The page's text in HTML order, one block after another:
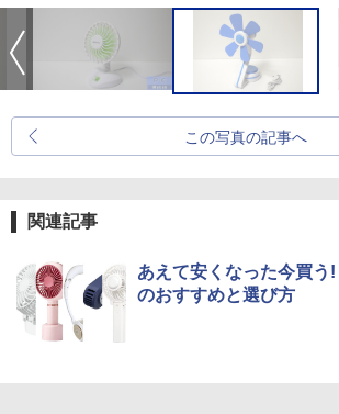
この写真の記事へ
関連記事
あえて安くなった今買う
のおすすめと選び方